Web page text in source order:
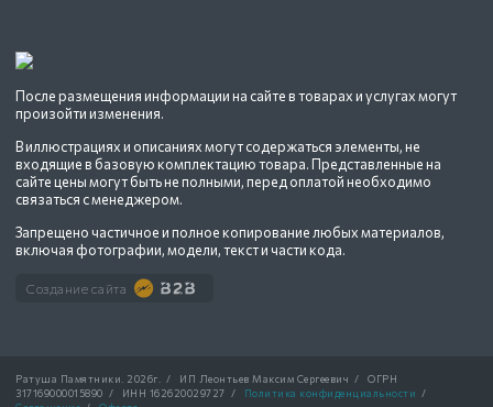
После размещения информации на сайте в товарах и услугах могут
произойти изменения.
В иллюстрациях и описаниях могут содержаться элементы, не
входящие в базовую комплектацию товара. Представленные на
сайте цены могут быть не полными, перед оплатой необходимо
связаться с менеджером.
Запрещено частичное и полное копирование любых материалов,
включая фотографии, модели, текст и части кода.
Создание сайта
Ратуша Памятники. 2026г. / ИП Леонтьев Максим Сергеевич /
ОГРН
317169000015890
/ ИНН 162620029727 / Политика конфиденциальности
/